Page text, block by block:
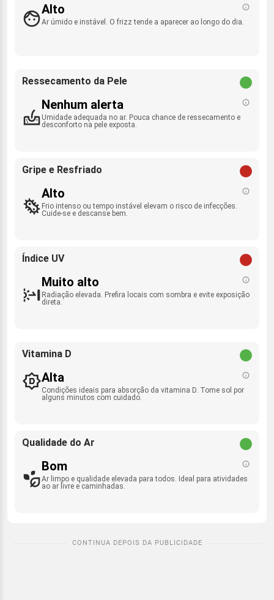
Alto
Ar úmido e instável. O frizz tende a aparecer ao longo do dia.
Ressecamento da Pele
Nenhum alerta
Umidade adequada no ar. Pouca chance de ressecamento e
desconforto na pele exposta.
Gripe e Resfriado
Alto
Frio intenso ou tempo instável elevam o risco de infecções.
Cuide-se e descanse bem.
Índice UV
Muito alto
Radiação elevada. Prefira locais com sombra e evite exposição
direta.
Vitamina D
Alta
Condições ideais para absorção da vitamina D. Tome sol por
alguns minutos com cuidado.
Qualidade do Ar
Bom
Ar limpo e qualidade elevada para todos. Ideal para atividades
ao ar livre e caminhadas.